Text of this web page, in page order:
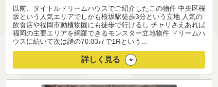
以前、タイトルドリームハウスでご紹介したこの物件 中央区桜
坂という人気エリアでしかも桜坂駅徒歩3分という立地 人気の
飲食店や福岡市動植物園にも徒歩で行けるし チャリさえあれば
福岡の主要エリアを網羅できるモンスター立地物件 ドリームハ
ウスに続いて次は謎の70.03㎡で1Rという...
詳しく見る